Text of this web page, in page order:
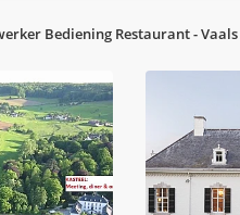
Bediening Restaurant - Vaals